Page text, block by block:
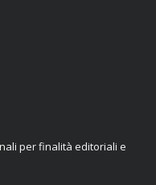
per finalità editoriali e